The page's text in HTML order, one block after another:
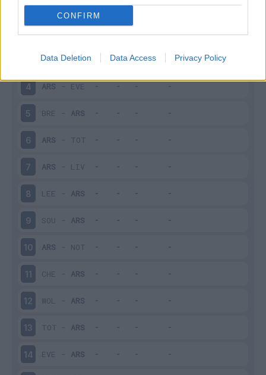
CONFIRM
Data Deletion Data Access Privacy Policy
1 BOU-ARS
2 ARS-FUL
MAN-ARS
4 ARS - EVE
5 BRE - ARS
6 ARS - TOT
7 ARS - LIV
8 LEE - ARS
9 SOU - ARS
10 ARS - NOT
11 CHE - ARS
12 WOL - ARS
13 TOT - ARS
14 EVE - ARS